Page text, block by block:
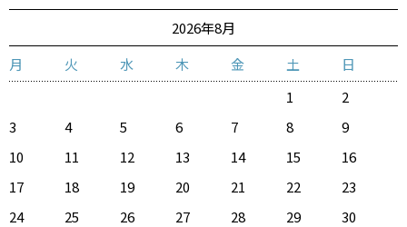
2026年8月
月
火 水 木 金 土
日
1
2
3
4 5 6 7 8
9
10
11 12 13 14 15
16
17
18 19 20 21 22
23
24
25 26 27 28 29
30